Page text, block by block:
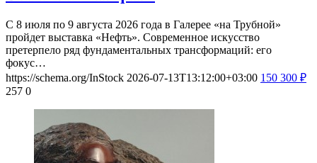
С 8 июля по 9 августа 2026 года в Галерее «на Трубной»
пройдет выставка «Нефть». Современное искусство
претерпело ряд фундаментальных трансформаций: его
фокус…
https://schema.org/InStock 2026-07-13T13:12:00+03:00 150 300 ₽
257 0